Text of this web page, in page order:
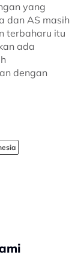
yang
dan AS masih
terbaharu itu
ada
dengan